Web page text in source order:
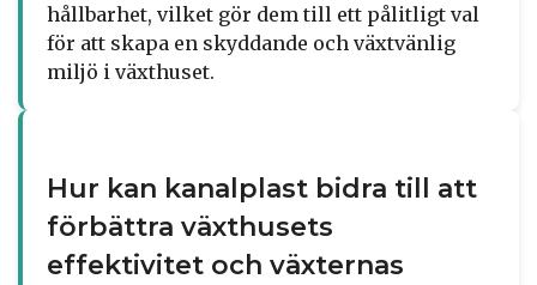
hållbarhet, vilket gör dem till ett pålitligt val
för att skapa en skyddande och växtvänlig
miljö i växthuset.
Hur kan kanalplast bidra till att
förbättra växthusets
effektivitet och växternas